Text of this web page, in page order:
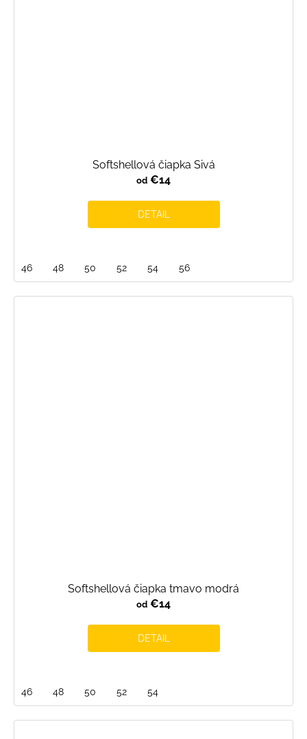
Softshellová čiapka Sivá
od €14
DETAIL
46 48 50 52 54 56
Softshellová čiapka tmavo modrá
od €14
DETAIL
46 48 50 52 54